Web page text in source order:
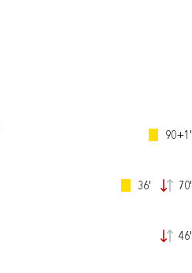
90+1'
36' 70'
46'